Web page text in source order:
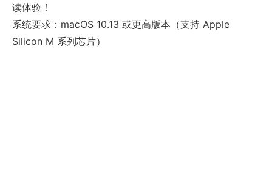
读体验！
系统要求：macOS 10.13 或更高版本（支持 Apple
Silicon M 系列芯片）